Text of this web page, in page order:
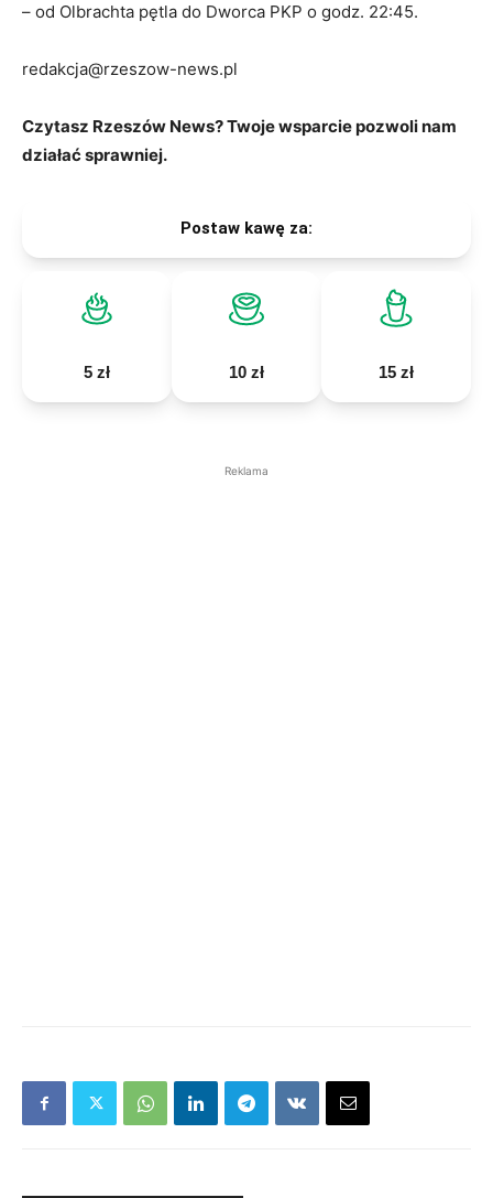
– od Olbrachta pętla do Dworca PKP o godz. 22:45.
redakcja@rzeszow-news.pl
Czytasz Rzeszów News? Twoje wsparcie pozwoli nam
działać sprawniej.
Postaw kawę za:
5 zł 10 zł 15 zł
Reklama